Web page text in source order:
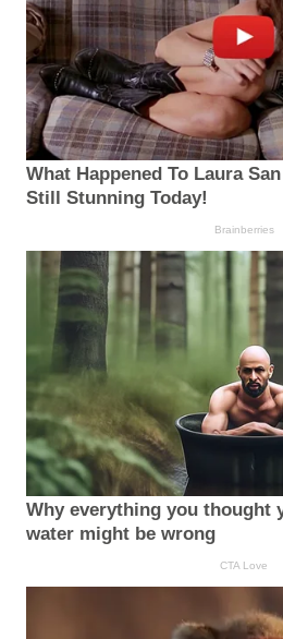
What Happened To Laura
Still Stunning Today!
Brainberries
Why everything you thought
water might be wrong
CTA Love